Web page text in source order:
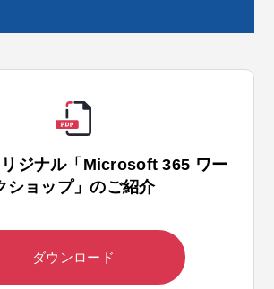
リジナル「Microsoft 365 ワー
ショップ」のご紹介
ダウンロード